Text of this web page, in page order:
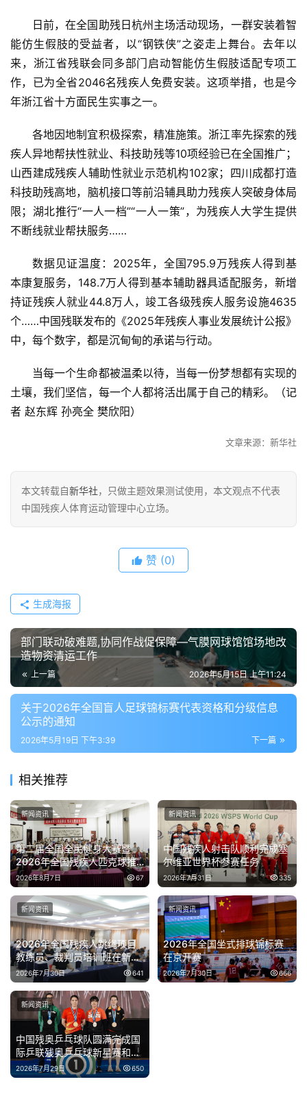
日前，在全国助残日杭州主场活动现场，一群安装着智
能仿生假肢的受益者，以“钢铁侠”之姿走上舞台。去年以
来，浙江省残联会同多部门启动智能仿生假肢适配专项工
作，已为全省2046名残疾人免费安装。这项举措，也是今
年浙江省十方面民生实事之一。
各地因地制宜积极探索，精准施策。浙江率先探索的残
疾人异地帮扶性就业、科技助残等10项经验已在全国推广；
山西建成残疾人辅助性就业示范机构102家；四川成都打造
科技助残高地，脑机接口等前沿辅具助力残疾人突破身体局
限；湖北推行“一人一档”“一人一策”，为残疾人大学生提供
不断线就业帮扶服务……
数据见证温度：2025年，全国795.9万残疾人得到基
本康复服务，148.7万人得到基本辅助器具适配服务，新增
持证残疾人就业44.8万人，竣工各级残疾人服务设施4635
个……中国残联发布的《2025年残疾人事业发展统计公报》
中，每个数字，都是沉甸甸的承诺与行动。
当每一个生命都被温柔以待，当每一份梦想都有实现的
土壤，我们坚信，每一个人都将活出属于自己的精彩。（记
者 赵东辉 孙亮全 樊欣阳）
文章来源：新华社
本文转载自新华社，只做主题效果测试使用，本文观点不代表
中国残疾人体育运动管理中心立场。
赞 (0)
生成海报
部门联动破难题,协同作战促保障—气膜网球馆馆场地改
造物资清运工作
上一篇 2026年5月15日 上午11:24
关于2026年全国盲人足球锦标赛代表资格和分级信息
公示的通知
下一篇
2026年5月19日 下午3:39
相关推荐
第二届全国全民健身大赛暨
2026年全国残疾人匹克球推
广活动在京举办
2026年8月7日 67
新闻资讯
中国残疾人射击队顺利完成塞
尔维亚世界杯参赛任务
2026年7月31日 335
新闻资讯
2026年全国残疾人跳绳项目
教练员、裁判员培训班在新疆
伊犁开班
2026年7月30日 641
新闻资讯
2026年全国坐式排球锦标赛
在京开赛
2026年7月30日 666
新闻资讯
中国残奥乒乓球队圆满完成国
际乒联残奥乒乓球新星赛和精
英赛泰国站参赛任务
2026年7月29日 650
新闻资讯